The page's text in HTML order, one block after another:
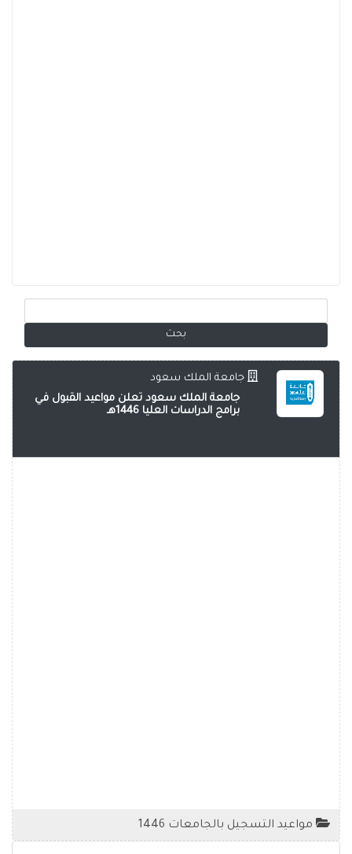
جامعة الملك سعود
جامعة الملك سعود تعلن مواعيد القبول في
برامج الدراسات العليا 1446هـ
مواعيد التسجيل بالجامعات 1446